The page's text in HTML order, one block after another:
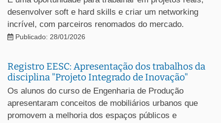
desenvolver soft e hard skills e criar um networking
incrível, com parceiros renomados do mercado.
Publicado: 28/01/2026
Registro EESC: Apresentação dos trabalhos da
disciplina "Projeto Integrado de Inovação"
Os alunos do curso de Engenharia de Produção
apresentaram conceitos de mobiliários urbanos que
promovem a melhoria dos espaços públicos e